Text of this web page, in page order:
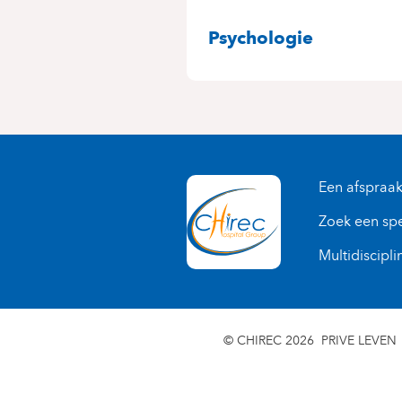
SPECIALITEITEN
Psychologie
Een
Zoek een
© CHIREC 2026 PRIVE LEVEN